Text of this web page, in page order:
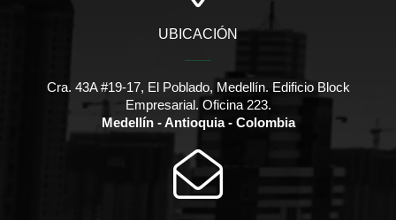
UBICACIÓN
Cra. 43A #19-17, El Poblado, Medellín. Edificio Block
Empresarial. Oficina 223.
Medellín - Antioquia - Colombia